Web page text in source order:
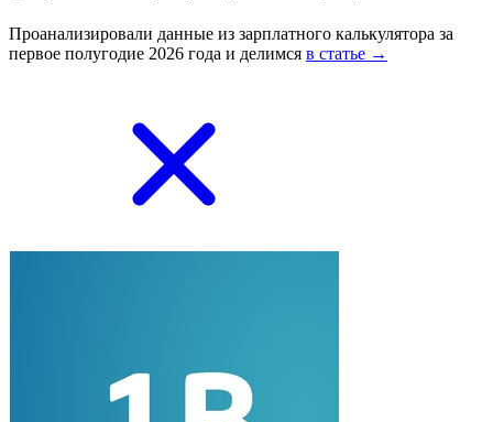
Проанализировали данные из зарплатного калькулятора за
первое полугодие 2026 года и делимся в статье →